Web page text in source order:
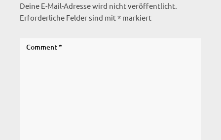
Deine E-Mail-Adresse wird nicht veröffentlicht.
Erforderliche Felder sind mit* markiert